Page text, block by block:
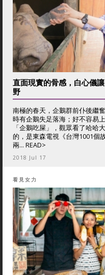
直面現實的骨感，白心儀
野
南極的春天，企鵝群前仆後繼
時有企鵝失足落海；好不容易
「企鵝吃屎」，觀眾看了哈哈
的，是東森電視《台灣1001個
兩... READ>
2018 Jul 17
看見女力